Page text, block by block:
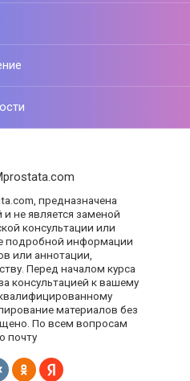
предназначена
не является заменой
консультации или
подробной информации
или аннотации,
Перед началом курса
консультацией к вашему
материалов без
По всем вопросам
почту